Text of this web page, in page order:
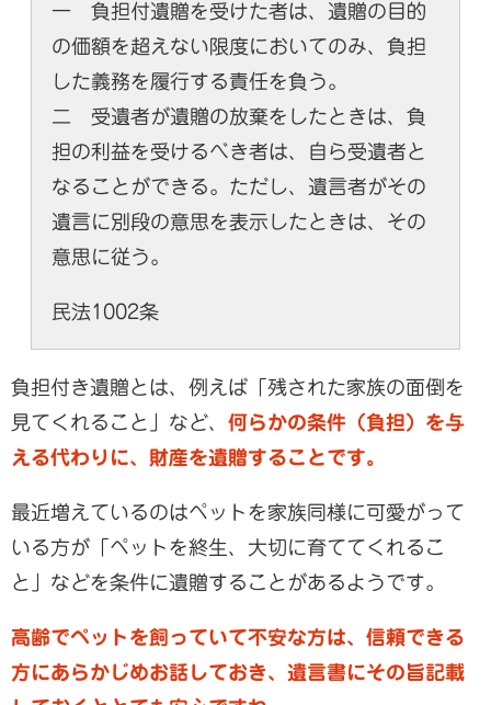
一 負担付遺贈を受けた者は、遺贈の目的
の価額を超えない限度においてのみ、負担
した義務を履行する責任を負う。
二 受遺者が遺贈の放棄をしたときは、負
担の利益を受けるべき者は、自ら受遺者と
なることができる。ただし、遺言者がその
遺言に別段の意思を表示したときは、その
意思に従う。
民法1002条
負担付き遺贈とは、例えば「残された家族の面倒を
見てくれること」など、 何らかの条件（負担）を与
える代わりに、財産を遺贈することです。
最近増えているのはペットを家族同様に可愛がって
いる方が「ペットを終生、大切に育ててくれるこ
と」などを条件に遺贈することがあるようです。
高齢でペットを飼っていて不安な方は、信頼できる
方にあらかじめお話しておき、遺言書にその旨記載